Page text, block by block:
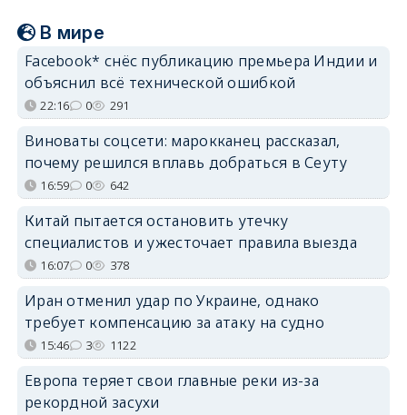
В мире
Facebook* снёс публикацию премьера Индии и
объяснил всё технической ошибкой
22:16 0 291
Виноваты соцсети: марокканец рассказал,
почему решился вплавь добраться в Сеуту
16:59 0 642
Китай пытается остановить утечку
специалистов и ужесточает правила выезда
16:07 0 378
Иран отменил удар по Украине, однако
требует компенсацию за атаку на судно
15:46 3 1122
Европа теряет свои главные реки из-за
рекордной засухи